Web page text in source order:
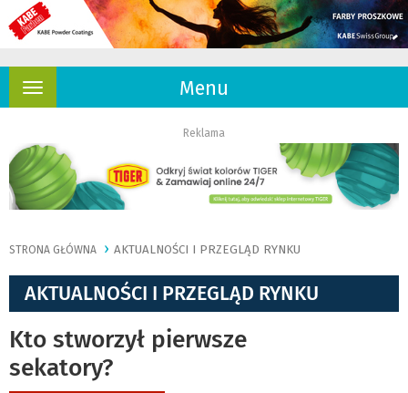
Menu
Rozwiń
Reklama
STRONA GŁÓWNA AKTUALNOŚCI I PRZEGLĄD RYNKU
AKTUALNOŚCI I PRZEGLĄD RYNKU
Kto stworzył pierwsze
sekatory?